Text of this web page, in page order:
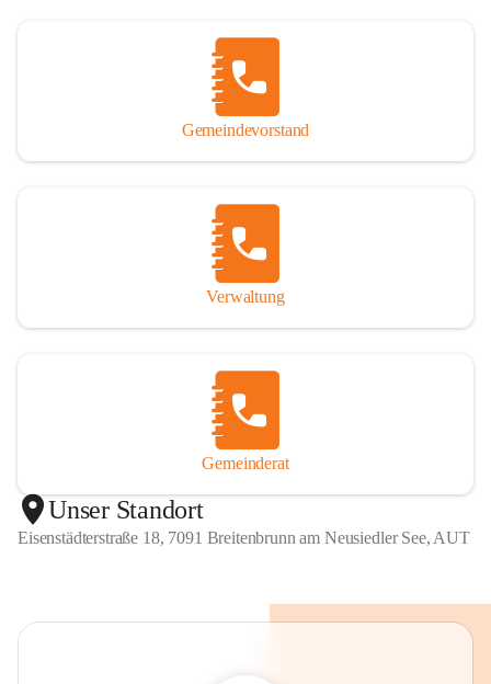
Gemeindevorstand
Verwaltung
Gemeinderat
Unser Standort
Eisenstädterstraße 18, 7091 Breitenbrunn am Neusiedler See, AUT